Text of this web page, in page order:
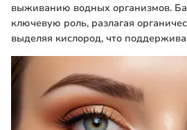
выживанию водных организмов.
ключевую роль, разлагая
выделяя кислород, что